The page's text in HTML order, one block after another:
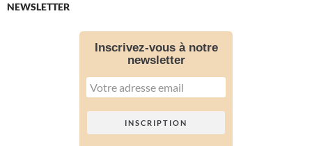
NEWSLETTER
Inscrivez-vous à notre
newsletter